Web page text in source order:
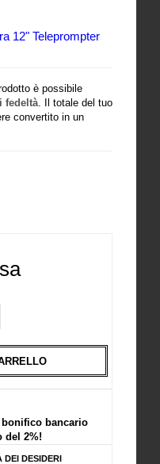
12" Teleprompter
è possibile
fedeltà . Il totale del tuo
convertito in un
bancario
del 2%!
DESIDERI